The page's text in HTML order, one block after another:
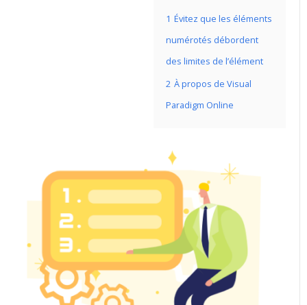
1 Évitez que les éléments
numérotés débordent
des limites de l’élément
2 À propos de Visual
Paradigm Online